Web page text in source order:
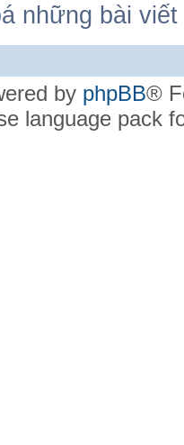
những bài
by phpBB®
language pack